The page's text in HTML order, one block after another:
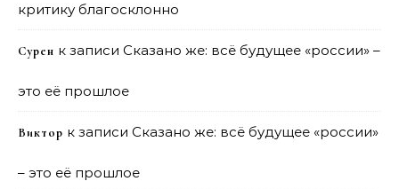
критику благосклонно
Сурен к записи Сказано же: всё будущее «россии» –
это её прошлое
Виктор к записи Сказано же: всё будущее «россии»
– это её прошлое